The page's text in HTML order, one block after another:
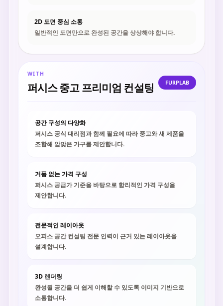
2D 도면 중심 소통
일반적인 도면만으로 완성된 공간을 상상해야 합니다.
WITH
퍼시스 중고 프리미엄 컨설팅 FURPLAB
공간 구성의 다양화
퍼시스 공식 대리점과 함께 필요에 따라 중고와 새 제품을
조합해 알맞은 가구를 제안합니다.
거품 없는 가격 구성
퍼시스 공급가 기준을 바탕으로 합리적인 가격 구성을
제안합니다.
전문적인 레이아웃
오피스 공간 컨설팅 전문 인력이 근거 있는 레이아웃을
설계합니다.
3D 렌더링
완성될 공간을 더 쉽게 이해할 수 있도록 이미지 기반으로
소통합니다.